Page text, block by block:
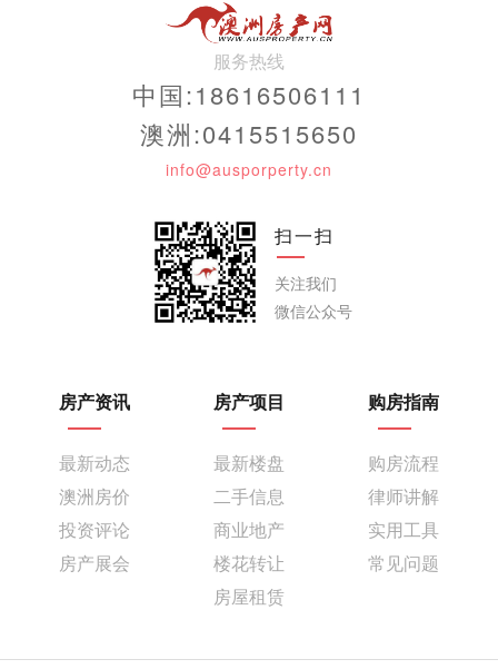
服务热线
中国:18616506111
澳洲:0415515650
info@ausporperty.cn
扫一扫
关注我们
微信公众号
房产资讯
最新动态
澳洲房价
投资评论
房产展会
房产项目
最新楼盘
二手信息
商业地产
楼花转让
房屋租赁
购房指南
购房流程
律师讲解
实用工具
常见问题